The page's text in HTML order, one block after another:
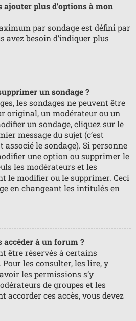
plus d’options à mon
par sondage est défini par
avez besoin d’indiquer plus
un sondage ?
les sondages ne peuvent être
original, un modérateur ou un
un sondage, cliquez sur le
message du sujet (c’est
associé le sondage). Si personne
une option ou supprimer le
les modérateurs et les
le modifier ou le supprimer. Ceci
en changeant les intitulés en
accéder à un forum ?
être réservés à certains
les consulter, les lire, y
les permissions s’y
de groupes et les
accorder ces accès, vous devez